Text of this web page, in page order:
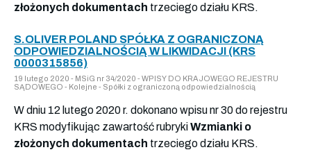
złożonych dokumentach trzeciego działu KRS.
S.OLIVER POLAND SPÓŁKA Z OGRANICZONĄ
ODPOWIEDZIALNOŚCIĄ W LIKWIDACJI (KRS
0000315856)
19 lutego 2020 - MSiG nr 34/2020 - WPISY DO KRAJOWEGO REJESTRU
SĄDOWEGO - Kolejne - Spółki z ograniczoną odpowiedzialnością
W dniu 12 lutego 2020 r. dokonano wpisu nr 30 do rejestru
KRS modyfikując zawartość rubrykiWzmianki o
złożonych dokumentach trzeciego działu KRS.